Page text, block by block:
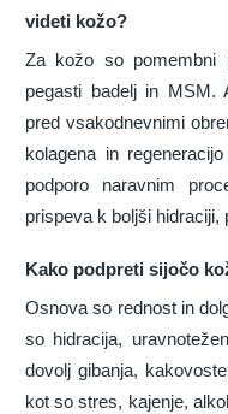
videti kožo?
Za kožo so pomembni
pegasti badelj in MSM.
pred vsakodnevnimi
kolagena in
podporo naravnim
prispeva k boljši
Kako podpreti sijočo
Osnova so rednost in
so hidracija,
dovolj gibanja,
kot so stres, kajenje,